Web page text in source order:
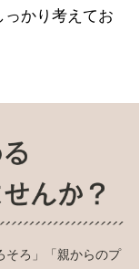
かり考えてお
そろ」「親からのプ